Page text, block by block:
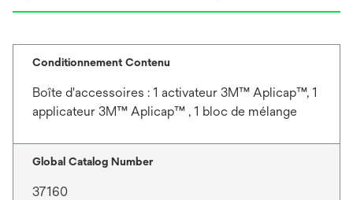
Conditionnement Contenu
Boîte d'accessoires : 1 activateur 3M™ Aplicap™, 1
applicateur 3M™ Aplicap™ , 1 bloc de mélange
Global Catalog Number
37160